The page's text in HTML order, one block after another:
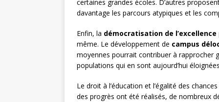
certaines grandes écoles. D’autres
davantage les parcours atypiques et les
Enfin, la démocratisation de l’excellence
même. Le développement de campus
moyennes pourrait contribuer à rapprocher
populations qui en sont aujourd’hui
Le droit à l’éducation et l’égalité des
des progrès ont été réalisés, de nombreux